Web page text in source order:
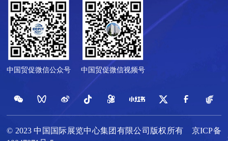
中国贸促微信公众号 中国贸促微信视频号
© 2023 中国国际展览中心集团有限公司版权所有
京ICP备